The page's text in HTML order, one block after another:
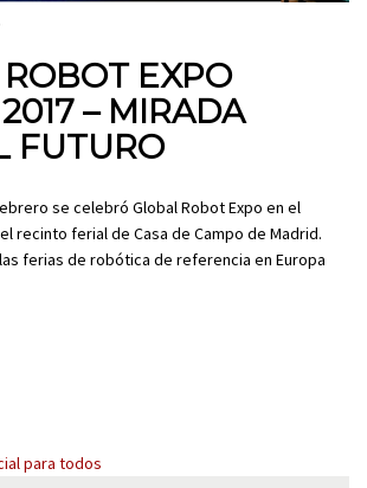
EXPO
– MIRADA
FUTURO
se celebró Global Robot Expo en el
recinto ferial de Casa de Campo de Madrid.
ferias de robótica de referencia en Europa